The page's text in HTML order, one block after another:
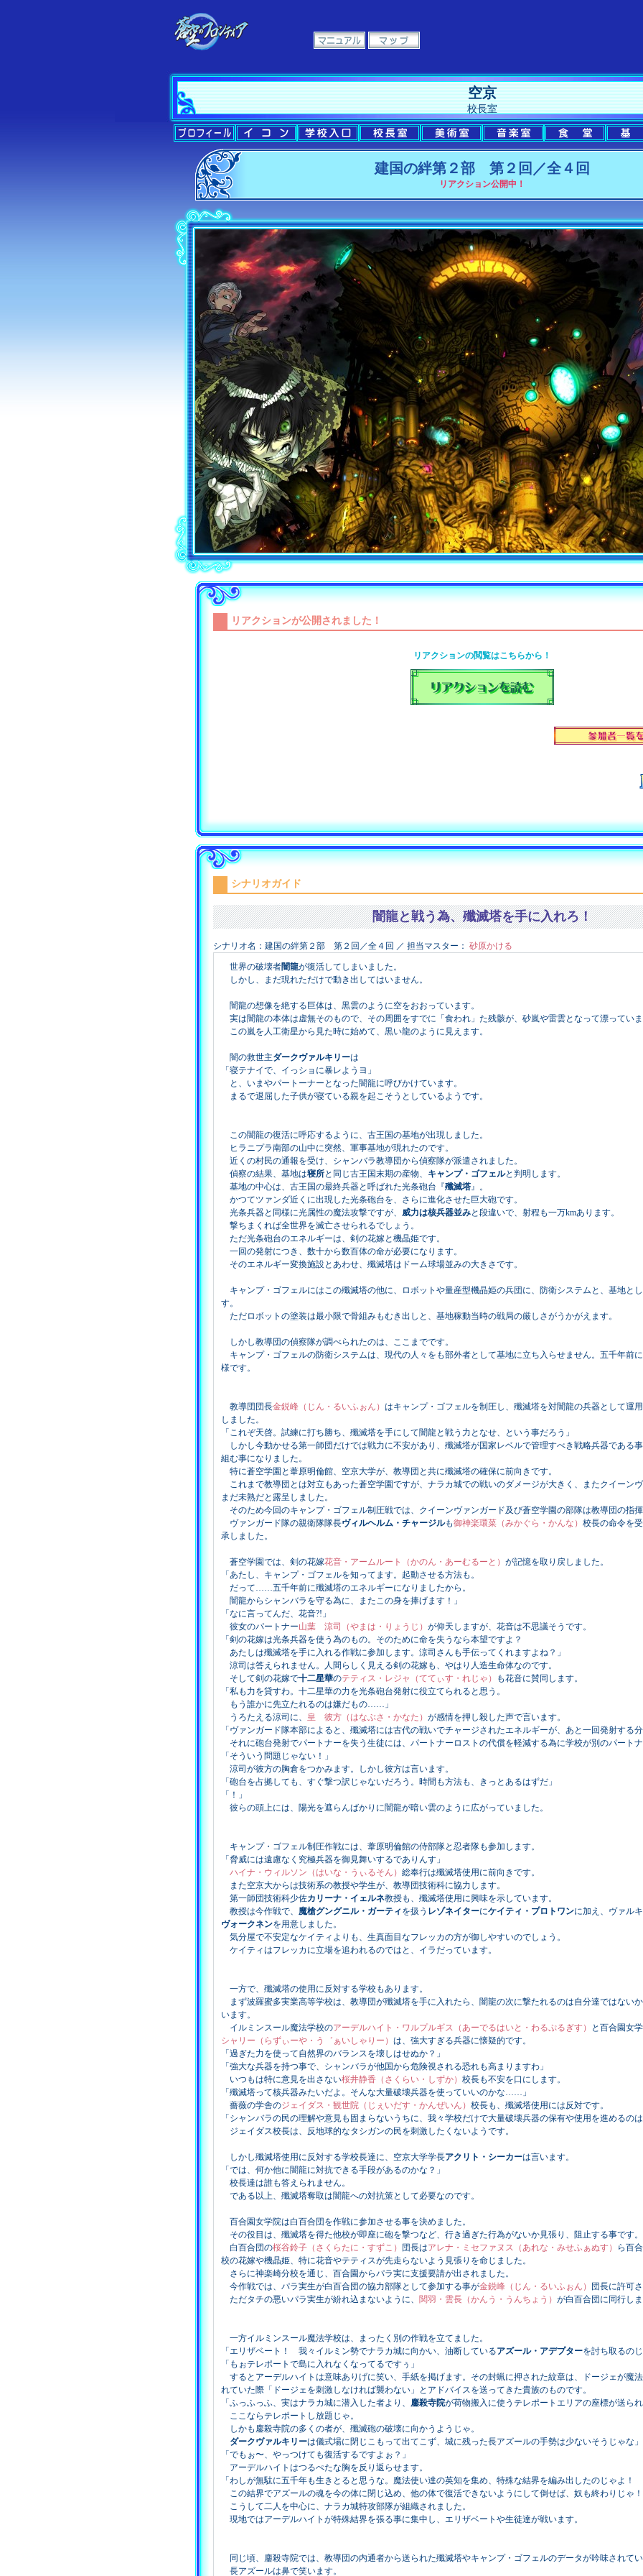
空京
校長室
建国の絆第２部 第２回／全４回
リアクション公開中！
リアクションが公開されました！
リアクションの閲覧はこちらから！
シナリオガイド
闇龍と戦う為、殲滅塔を手に入れろ！
シナリオ名：建国の絆第２部 第２回／全４回 ／ 担当マスター： 砂原かける
世界の破壊者闇龍が復活してしまいました。
しかし、まだ現れただけで動き出してはいません。
闇龍の想像を絶する巨体は、黒雲のように空をおおっています。
実は闇龍の本体は虚無そのもので、その周囲をすでに「食われ」た残骸が、砂嵐や雷雲となって漂ってい
この嵐を人工衛星から見た時に始めて、黒い龍のように見えます。
闇の救世主ダークヴァルキリーは
「寝テナイで、イっショに暴レようヨ」
と、いまやパートーナーとなった闇龍に呼びかけています。
まるで退屈した子供が寝ている親を起こそうとしているようです。
この闇龍の復活に呼応するように、古王国の基地が出現しました。
ヒラニプラ南部の山中に突然、軍事基地が現れたのです。
近くの村民の通報を受け、シャンバラ教導団から偵察隊が派遣されました。
偵察の結果、基地は寝所と同じ古王国末期の産物、 キャンプ・ゴフェルと判明します。
基地の中心は、古王国の最終兵器と呼ばれた光条砲台『殲滅塔』。
かつてツァンダ近くに出現した光条砲台を、さらに進化させた巨大砲です。
光条兵器と同様に光属性の魔法攻撃ですが、 威力は核兵器並みと段違いで、射程も一万kmあります。
撃ちまくれば全世界を滅亡させられるでしょう。
ただ光条砲台のエネルギーは、剣の花嫁と機晶姫です。
一回の発射につき、数十から数百体の命が必要になります。
そのエネルギー変換施設とあわせ、殲滅塔はドーム球場並みの大きさです。
キャンプ・ゴフェルにはこの殲滅塔の他に、ロボットや量産型機晶姫の兵団に、防衛システムと、基地と
す。
ただロボットの塗装は最小限で骨組みもむき出しと、基地稼動当時の戦局の厳しさがうかがえます。
しかし教導団の偵察隊が調べられたのは、ここまでです。
キャンプ・ゴフェルの防衛システムは、現代の人々をも部外者として基地に立ち入らせません。五千年前
様です。
教導団団長金鋭峰（じん・るいふぉん） はキャンプ・ゴフェルを制圧し、殲滅塔を対闇龍の兵器として運
しました。
「これぞ天啓。試練に打ち勝ち、殲滅塔を手にして闇龍と戦う力となせ、という事だろう」
しかし今動かせる第一師団だけでは戦力に不安があり、殲滅塔が国家レベルで管理すべき戦略兵器である
組む事になりました。
特に蒼空学園と葦原明倫館、空京大学が、教導団と共に殲滅塔の確保に前向きです。
これまで教導団とは対立もあった蒼空学園ですが、ナラカ城での戦いのダメージが大きく、またクイーン
まだ未熟だと露呈しました。
そのため今回のキャンプ・ゴフェル制圧戦では、クイーンヴァンガード及び蒼空学園の部隊は教導団の指
ヴァンガード隊の親衛隊隊長ヴィルヘルム・チャージルも御神楽環菜（みかぐら・かんな） 校長の命令を
承しました。
蒼空学園では、剣の花嫁花音・アームルート（かのん・あーむるーと） が記憶を取り戻しました。
「あたし、キャンプ・ゴフェルを知ってます。起動させる方法も。
だって……五千年前に殲滅塔のエネルギーになりましたから。
闇龍からシャンバラを守る為に、またこの身を捧げます！」
「なに言ってんだ、花音?!」
彼女のパートナー山葉 涼司（やまは・りょうじ） が仰天しますが、花音は不思議そうです。
「剣の花嫁は光条兵器を使う為のもの。そのために命を失うなら本望ですよ？
あたしは殲滅塔を手に入れる作戦に参加します。涼司さんも手伝ってくれますよね？」
涼司は答えられません。人間らしく見える剣の花嫁も、やはり人造生命体なのです。
そして剣の花嫁で十二星華のテティス・レジャ（ててぃす・れじゃ）
も花音に賛同します。
「私も力を貸すわ。十二星華の力を光条砲台発射に役立てられると思う。
もう誰かに先立たれるのは嫌だもの……」
うろたえる涼司に、 皇 彼方（はなぶさ・かなた） が感情を押し殺した声で言います。
「ヴァンガード隊本部によると、殲滅塔には古代の戦いでチャージされたエネルギーが、あと一回発射する
それに砲台発射でパートナーを失う生徒には、パートナーロストの代償を軽減する為に学校が別のパート
「そういう問題じゃない！」
涼司が彼方の胸倉をつかみます。しかし彼方は言います。
「砲台を占拠しても、すぐ撃つ訳じゃないだろう。時間も方法も、きっとあるはずだ」
「！」
彼らの頭上には、陽光を遮らんばかりに闇龍が暗い雲のように広がっていました。
キャンプ・ゴフェル制圧作戦には、葦原明倫館の侍部隊と忍者隊も参加します。
「脅威には遠慮なく究極兵器を御見舞いするでありんす」
ハイナ・ウィルソン（はいな・うぃるそん） 総奉行は殲滅塔使用に前向きです。
また空京大からは技術系の教授や学生が、教導団技術科に協力します。
第一師団技術科少佐カリーナ・イェルネ教授も、殲滅塔使用に興味を示しています。
教授は今作戦で、 魔槍グングニル・ガーティ を扱う レゾネイターにケイティ・プロトワンに加え、ヴァル
ヴォークネンを用意しました。
気分屋で不安定なケイティよりも、生真面目なフレッカの方が御しやすいのでしょう。
ケイティはフレッカに立場を追われるのではと、イラだっています。
一方で、殲滅塔の使用に反対する学校もあります。
まず波羅蜜多実業高等学校は、教導団が殲滅塔を手に入れたら、闇龍の次に撃たれるのは自分達ではない
います。
イルミンスール魔法学校のアーデルハイト・ワルプルギス（あーでるはいと・わるぷるぎす）
と百合園女
シャリー（らずぃーや・う゛ぁいしゃりー） は、強大すぎる兵器に懐疑的です。
「過ぎた力を使って自然界のバランスを壊しはせぬか？」
「強大な兵器を持つ事で、シャンバラが他国から危険視される恐れも高まりますわ」
いつもは特に意見を出さない桜井静香（さくらい・しずか） 校長も不安を口にします。
「殲滅塔って核兵器みたいだよ。そんな大量破壊兵器を使っていいのかな……」
薔薇の学舎のジェイダス・観世院（じぇいだす・かんぜいん） 校長も、殲滅塔使用には反対です。
「シャンバラの民の理解や意見も固まらないうちに、我々学校だけで大量破壊兵器の保有や使用を進めるの
ジェイダス校長は、反地球的なタシガンの民を刺激したくないようです。
しかし殲滅塔使用に反対する学校長達に、空京大学学長アクリト・シーカーは言います。
「では、何か他に闇龍に対抗できる手段があるのかな？」
校長達は誰も答えられません。
である以上、殲滅塔奪取は闇龍への対抗策として必要なのです。
百合園女学院は白百合団を作戦に参加させる事を決めました。
その役目は、殲滅塔を得た他校が即座に砲を撃つなど、行き過ぎた行為がないか見張り、阻止する事です。
白百合団の桜谷鈴子（さくらたに・すずこ） 団長はアレナ・ミセファヌス（あれな・みせふぁぬす）
ら百
校の花嫁や機晶姫、特に花音やテティスが先走らないよう見張りを命じました。
さらに神楽崎分校を通じ、百合園からパラ実に支援要請が出されました。
今作戦では、パラ実生が白百合団の協力部隊として参加する事が金鋭峰（じん・るいふぉん）
団長に許可
ただタチの悪いパラ実生が紛れ込まないように、 関羽・雲長（かんう・うんちょう） が白百合団に同行し
一方イルミンスール魔法学校は、まったく別の作戦を立てました。
「エリザベート！ 我々イルミン勢でナラカ城に向かい、油断しているアズール・アデプターを討ち取るの
「もぉテレポートで島に入れなくなってるですぅ」
するとアーデルハイトは意味ありげに笑い、手紙を掲げます。その封蝋に押された紋章は、ドージェが魔
れていた際「ドージェを刺激しなければ襲わない」とアドバイスを送ってきた貴族のものです。
「ふっふっふ、実はナラカ城に潜入した者より、 鏖殺寺院が荷物搬入に使うテレポートエリアの座標が送ら
ここならテレポートし放題じゃ。
しかも鏖殺寺院の多くの者が、殲滅砲の破壊に向かうようじゃ。
ダークヴァルキリーは儀式場に閉じこもって出てこず、城に残った長アズールの手勢は少ないそうじゃな」
「でもぉ〜、やっつけても復活するですよぉ？」
アーデルハイトはつるぺたな胸を反り返らせます。
「わしが無駄に五千年も生きとると思うな。魔法使い達の英知を集め、特殊な結界を編み出したのじゃよ！
この結界でアズールの魂を今の体に閉じ込め、他の体で復活できないようにして倒せば、奴も終わりじゃ
こうして二人を中心に、ナラカ城特攻部隊が組織されました。
現地ではアーデルハイトが特殊結界を張る事に集中し、エリザベートや生徒達が戦います。
同じ頃、鏖殺寺院では、教導団の内通者から送られた殲滅塔やキャンプ・ゴフェルのデータが吟味されて
長アズールは鼻で笑います。